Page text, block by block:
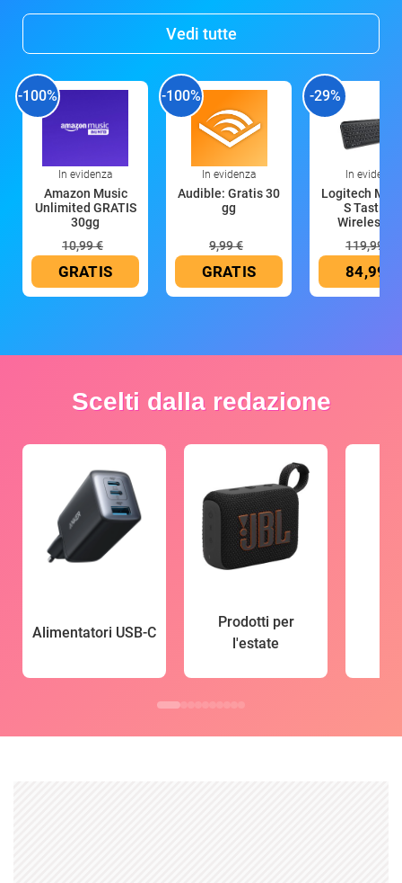
Vedi tutte
-100%
In evidenza
Amazon Music
Unlimited GRATIS
30gg
10,99 €
GRATIS
-100%
In evidenza
Audible: Gratis 30
gg
9,99 €
GRATIS
-29%
In evidenza
Logitech MX
S Tastiera
Wireless
119,99 €
84,99 €
Scelti dalla redazione
Alimentatori USB-C
Prodotti per
l'estate